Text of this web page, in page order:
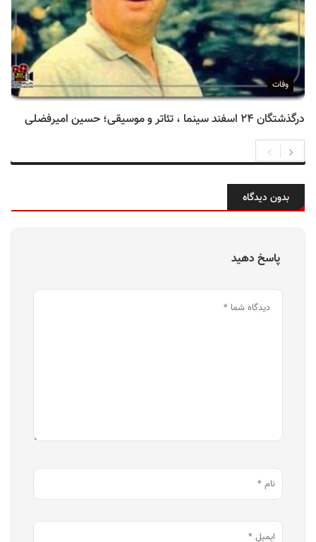
وفات
درگذشتگان ۲۴ اسفند سینما ، تئاتر و موسیقی؛ حسین امیرفضلی
بدون دیدگاه
پاسخ دهید